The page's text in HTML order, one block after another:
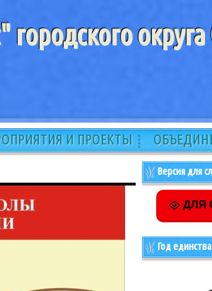
И ПРОЕКТЫ
Версия для
ДЛЯ
Год